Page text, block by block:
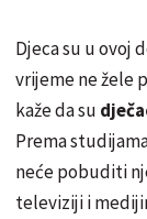
Djeca su u ovoj
vrijeme ne žele
kaže da su
Prema
neće pobuditi
televiziji i